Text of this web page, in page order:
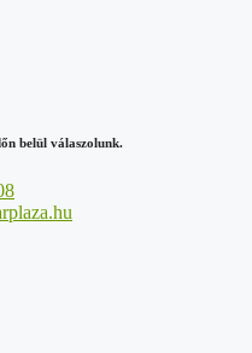
belül válaszolunk.